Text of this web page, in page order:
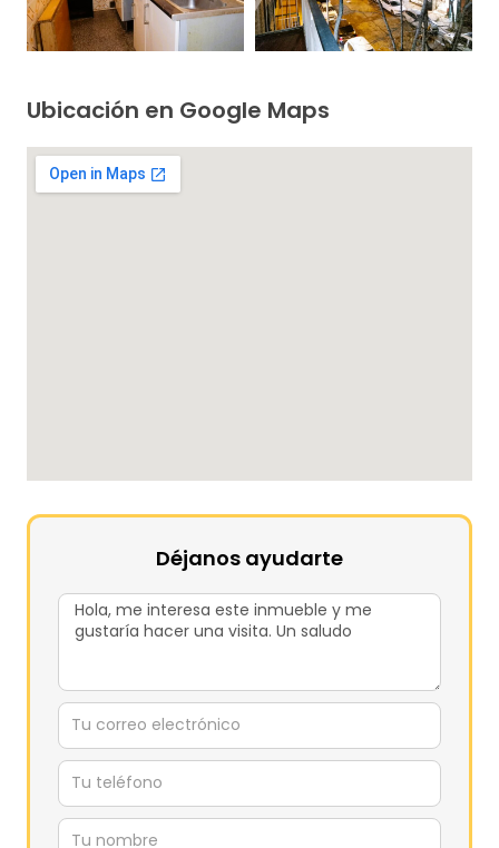
Ubicación en Google Maps
Déjanos ayudarte